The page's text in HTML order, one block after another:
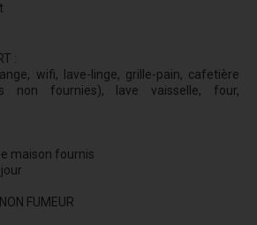
:
wifi, lave-linge, grille-pain, cafetière
non fournies), lave vaisselle, four,
maison fournis
FUMEUR